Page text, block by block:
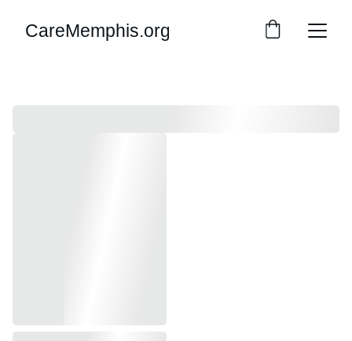
CareMemphis.org